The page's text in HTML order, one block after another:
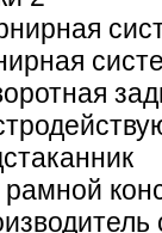
рамной